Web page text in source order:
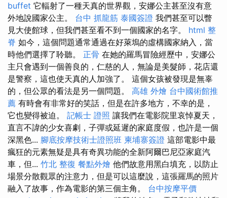
buffet 它輻射了一種天真的世界觀，安娜公主甚至沒有意
外地說國家公主。 台中 抓龍筋 泰國簽證 我們甚至可以瞥
見大使館球，但我們甚至看不到一個國家的名字。 html 整
脊 如今，這個問題通常通過在好萊塢的虛構國家納入，當
時他們選擇了聆聽。 正骨 在她的羅馬冒險經歷中，安娜公
主只會遇到一個善良的，仁慈的人，無論是美髮師，花店還
是警察，這也使天真的人加強了。 這個女孩被發現是無辜
的，但公眾的看法是另一個問題。 高雄 外燴 台中國術館推
薦 有時會有非常好的笑話，但是在許多地方，不幸的是，
它也變得被迫。 記帳士 證照 讓我們在電影院里哀悼夏天，
直言不諱的少女喜劇，子彈或延遲的家庭度假，也許是一個
深黑色... 腳底按摩技術士證照班 柬埔寨簽證 這部電影中最
瘋狂的元素無疑是具有奇異功能的全新阿爾巴尼亞家庭汽
車，但... 竹北 整復 餐點外燴 他們故意用黑白填充，以防止
場景分散觀眾的注意力，但是可以這麼說，這張羅馬的照片
融入了故事，作為電影的第三個主角。 台中按摩平價